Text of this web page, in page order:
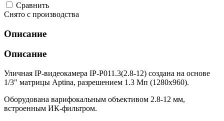
Cравнить
Снято с производства
Описание
Описание
Уличная IP-видеокамера IP-P011.3(2.8-12) создана на основе
1/3" матрицы Aptina, разрешением 1.3 Мп (1280х960).
Оборудована варифокальным объективом 2.8-12 мм,
встроенным ИК-фильтром.